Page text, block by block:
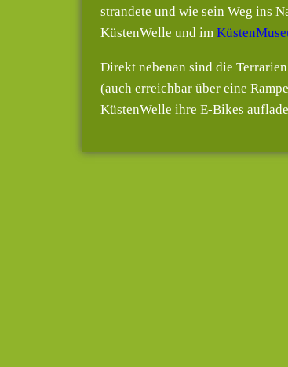
strandete und wie sein Weg ins
KüstenWelle und im
Direkt nebenan sind die
(auch erreichbar über eine
KüstenWelle ihre E-Bikes